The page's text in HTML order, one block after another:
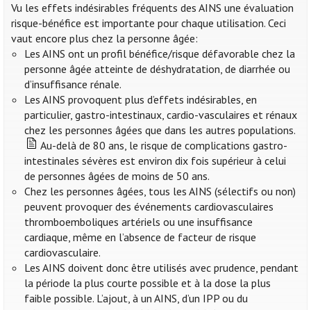
Vu les effets indésirables fréquents des AINS une évaluation
risque-bénéfice est importante pour chaque utilisation. Ceci
vaut encore plus chez la personne âgée:
Les AINS ont un profil bénéfice/risque défavorable chez la
personne âgée atteinte de déshydratation, de diarrhée ou
d’insuffisance rénale.
Les AINS provoquent plus d’effets indésirables, en
particulier, gastro-intestinaux, cardio-vasculaires et rénaux
chez les personnes âgées que dans les autres populations.
Au-delà de 80 ans, le risque de complications gastro-
intestinales sévères est environ dix fois supérieur à celui
de personnes âgées de moins de 50 ans.
Chez les personnes âgées, tous les AINS (sélectifs ou non)
peuvent provoquer des événements cardiovasculaires
thromboemboliques artériels ou une insuffisance
cardiaque, même en l’absence de facteur de risque
cardiovasculaire.
Les AINS doivent donc être utilisés avec prudence, pendant
la période la plus courte possible et à la dose la plus
faible possible. L’ajout, à un AINS, d’un IPP ou du